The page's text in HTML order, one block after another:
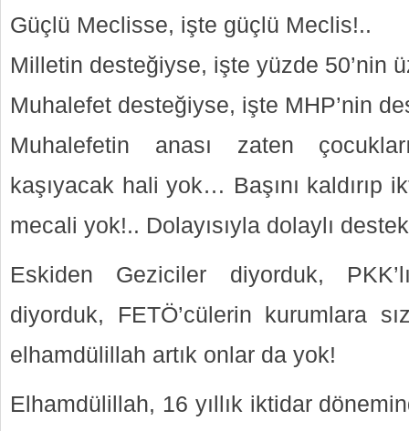
Güçlü Meclisse, işte güçlü Meclis!..
Milletin desteğiyse, işte yüzde 50’nin
Muhalefet desteğiyse, işte MHP’nin
Muhalefetin anası zaten
kaşıyacak hali yok… Başını kaldırıp
mecali yok!.. Dolayısıyla dolaylı
Eskiden Geziciler diyorduk,
diyorduk, FETÖ’cülerin kurumlara
elhamdülillah artık onlar da yok!
Elhamdülillah, 16 yıllık iktidar